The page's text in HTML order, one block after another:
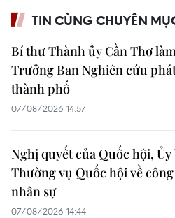
TIN CÙNG CHUYÊN
Bí thư Thành ủy Cần Thơ
Trưởng Ban Nghiên cứu
thành phố
07/08/2026 14:57
Nghị quyết của Quốc hội, Ủy
Thường vụ Quốc hội về
nhân sự
07/08/2026 14:44